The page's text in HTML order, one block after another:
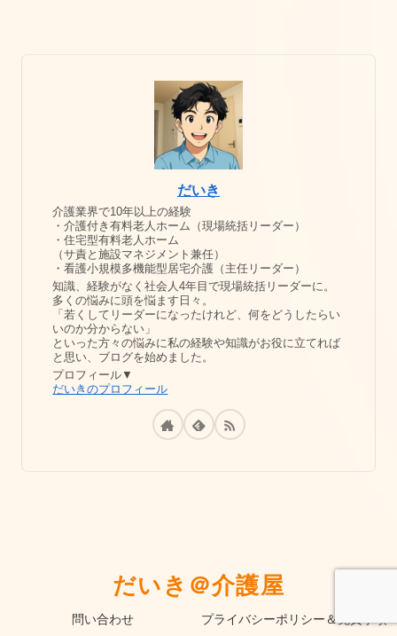
だいき
介護業界で10年以上の経験
・介護付き有料老人ホーム（現場統括リーダー）
・住宅型有料老人ホーム
（サ責と施設マネジメント兼任）
・看護小規模多機能型居宅介護（主任リーダー）
知識、経験がなく社会人4年目で現場統括リーダーに。
多くの悩みに頭を悩ます日々。
「若くしてリーダーになったけれど、何をどうしたらい
いのか分からない」
といった方々の悩みに私の経験や知識がお役に立てれば
と思い、ブログを始めました。
プロフィール▼
だいきのプロフィール
だいき＠介護屋
問い合わせ プライバシーポリシー＆免責事項